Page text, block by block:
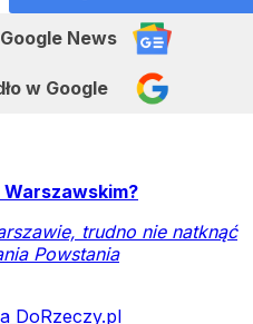
Google News
w Google
trudno nie natknąć
Powstania
DoRzeczy.pl